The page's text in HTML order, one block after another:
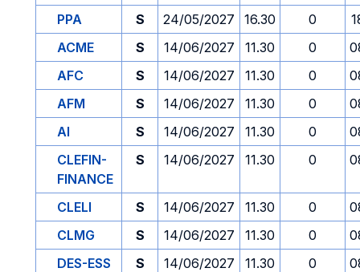
PPA
S 24/05/2027 16.30 0
ACME
S 14/06/2027 11.30 0
AFC
S 14/06/2027 11.30 0
AFM
S 14/06/2027 11.30 0
AI
S 14/06/2027 11.30 0
CLEFIN-
FINANCE
S 14/06/2027 11.30 0
CLELI S 14/06/2027 11.30 0
CLMG
S 14/06/2027 11.30 0
DES-ESS
S 14/06/2027 11.30 0